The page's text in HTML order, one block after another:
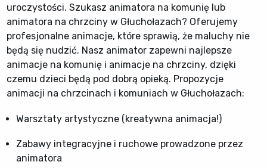
uroczystości. Szukasz animatora na komunię lub
animatora na chrzciny w Głuchołazach? Oferujemy
profesjonalne animacje, które sprawią, że maluchy nie
będą się nudzić. Nasz animator zapewni najlepsze
animacje na komunię i animacje na chrzciny, dzięki
czemu dzieci będą pod dobrą opieką. Propozycje
animacji na chrzcinach i komuniach w Głuchołazach:
Warsztaty artystyczne (kreatywna animacja!)
Zabawy integracyjne i ruchowe prowadzone przez
animatora